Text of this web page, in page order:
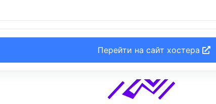
Перейти на сайт хостера